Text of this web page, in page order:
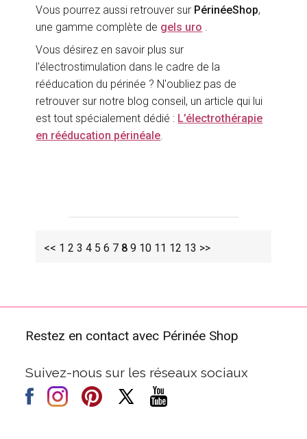
Vous pourrez aussi retrouver sur PérinéeShop,
une gamme complète de gels uro
Vous désirez en savoir plus sur
l'électrostimulation dans le cadre de la
rééducation du périnée ? N'oubliez pas de
retrouver sur notre blog conseil, un article qui lui
est tout spécialement dédié : L’électrothérapie
en rééducation périnéale
<< 1 2 3 4 5 6 7 8 9 10 11 12 13 >>
Restez en contact avec Périnée Shop
Suivez-nous sur les réseaux sociaux